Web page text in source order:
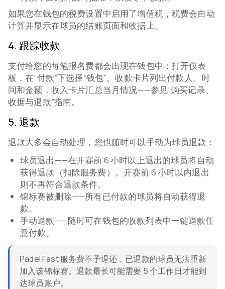
如果您在钱包的税费设置中启用了增值税，税费会自动
计算并显示在球员的结账页面和收据上。
4. 跟踪收款
支付给您的每笔报名费都会出现在钱包中：打开仪表
板，在“付款”下选择“钱包”。收款卡片列出付款人、时
间和金额，收入卡片汇总当月情况——参见“购买记录、
收据与退款”指南。
5.退款
退款大多会自动处理，您也随时可以手动为球员退款：
球员退出——在开赛前 6 小时以上退出的球员将自动
获得退款（扣除服务费）。开赛前 6 小时以内退出
则不再符合退款条件。
锦标赛被删除——所有已付款的球员将自动获得退
款。
手动退款——随时可在钱包的收款列表中一键退款任
意付款。
Padel Fast 服务费不予退还，已退款的球员无法重新
加入该锦标赛。退款最长可能需要 5 个工作日才能到
达球员账户。